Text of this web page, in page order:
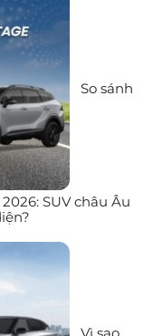
So sánh
SUV châu Âu